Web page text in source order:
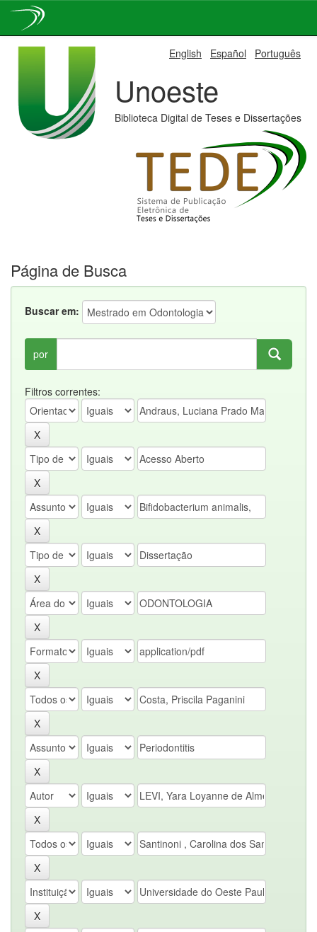
English Español Português
Unoeste
Biblioteca Digital de Teses e Dissertações
Página de Busca
Buscar em:
por
Filtros correntes: